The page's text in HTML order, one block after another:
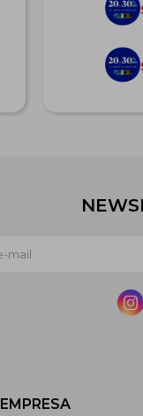
EMPRESA
